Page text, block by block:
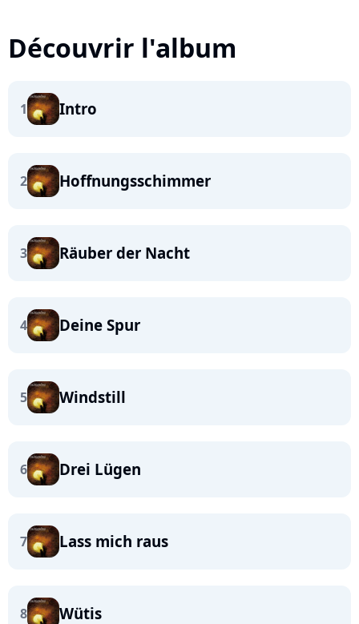
Découvrir l'album
1 Intro
2 Hoffnungsschimmer
3 Räuber der Nacht
4 Deine Spur
5 Windstill
6 Drei Lügen
7 Lass mich raus
8 Wütis